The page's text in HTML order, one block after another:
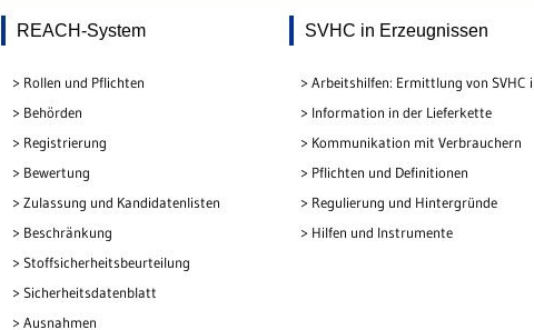
REACH-System
Rollen und Pflichten
Behörden
Registrierung
Bewertung
Zulassung und Kandidatenlisten
Beschränkung
Stoffsicherheitsbeurteilung
Sicherheitsdatenblatt
Ausnahmen
SVHC in Erzeugnissen
Arbeitshilfen: Ermittlung von SVHC
Information in der Lieferkette
Kommunikation mit Verbrauchern
Pflichten und Definitionen
Regulierung und Hintergründe
Hilfen und Instrumente